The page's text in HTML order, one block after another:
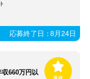
応募終了日：8月24日
収660万円以